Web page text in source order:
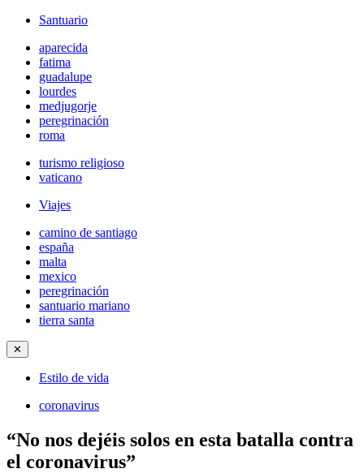
Santuario
aparecida
fatima
guadalupe
lourdes
medjugorje
peregrinación
roma
turismo religioso
vaticano
Viajes
camino de santiago
españa
malta
mexico
peregrinación
santuario mariano
tierra santa
✕
Estilo de vida
coronavirus
“No nos dejéis solos en esta batalla contra
el coronavirus”